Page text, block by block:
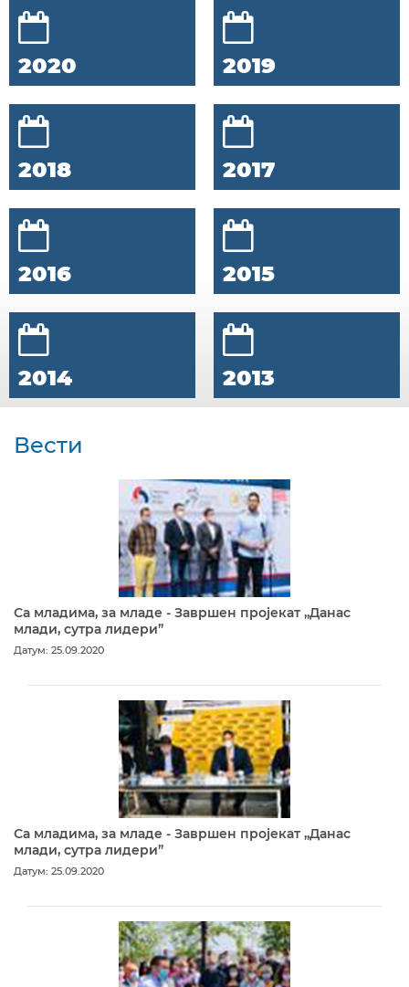
2020 2019
2018 2017
2016 2015
2014 2013
Вести
Са младима, за младе - Завршен пројекат „Данас
млади, сутра лидери”
Датум: 25.09.2020
Са младима, за младе - Завршен пројекат „Данас
млади, сутра лидери”
Датум: 25.09.2020